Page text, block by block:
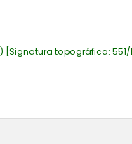
Signatura topográfica: